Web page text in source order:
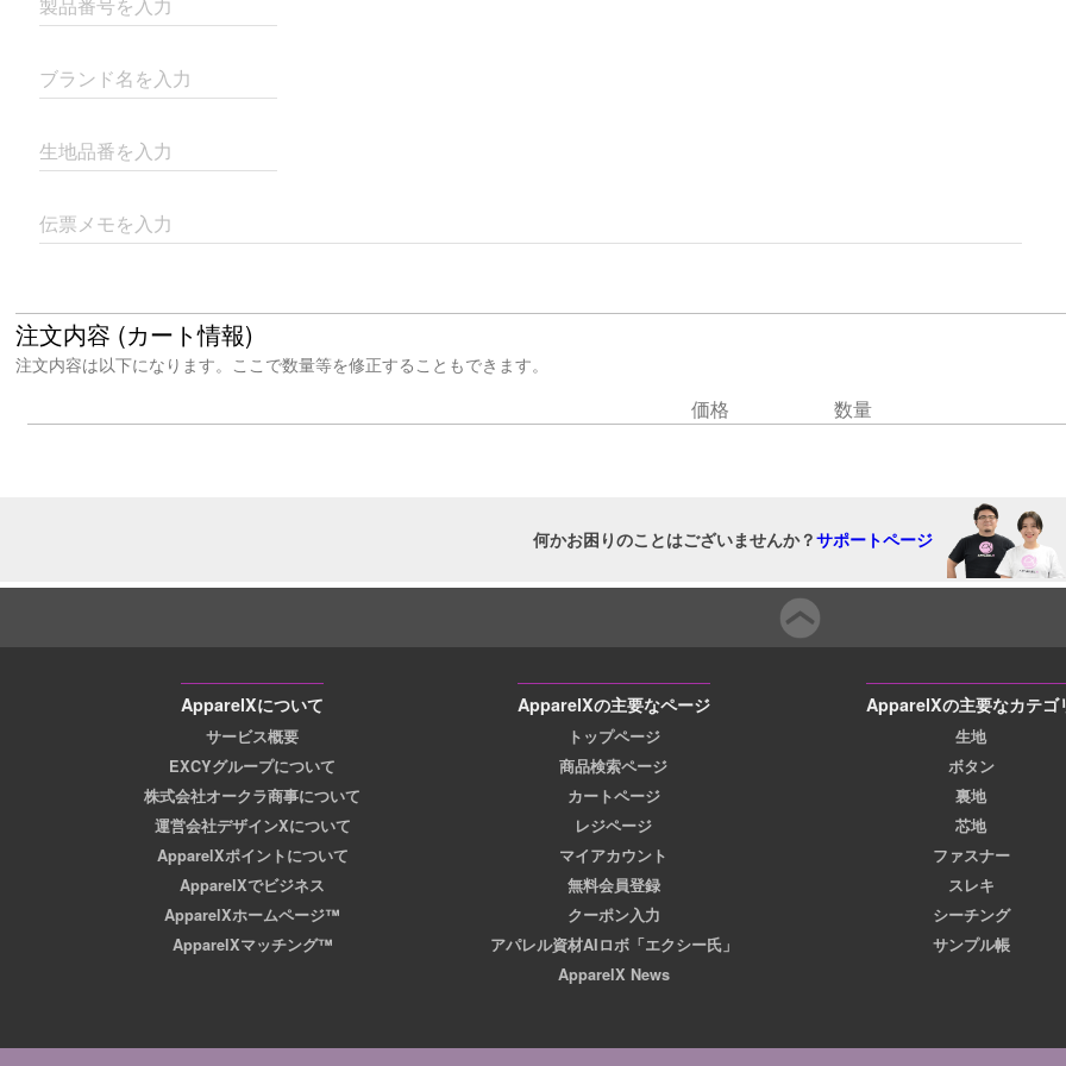
ブランド名を入力
生地品番を入力
伝票メモを入力
注文内容 (カート情報)
注文内容は以下になります。ここで数量等を修正することもできます。
価格 数量
何かお困りのことはございませんか？サポートページ
ApparelXについて
サービス概要
EXCYグループについて
株式会社オークラ商事について
運営会社デザインXについて
ApparelXポイントについて
ApparelXでビジネス
ApparelXホームページ™
ApparelXマッチング™
ApparelXの主要なページ
トップページ
商品検索ページ
カートページ
レジページ
マイアカウント
無料会員登録
クーポン入力
アパレル資材AIロボ「エクシー氏」
ApparelX News
ApparelXの主要なカテゴ
生地
ボタン
裏地
芯地
ファスナー
スレキ
シーチング
サンプル帳